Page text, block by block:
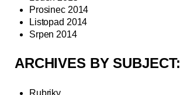
Prosinec 2014
Listopad 2014
Srpen 2014
ARCHIVES BY SUBJECT:
Rubriky